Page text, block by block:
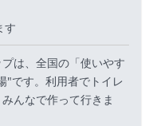
す
は、全国の「使いやす
"です。利用者でトイレ
んなで作って行きま